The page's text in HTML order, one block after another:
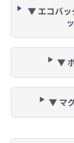
▼ エコバッ
▼
▼ マ